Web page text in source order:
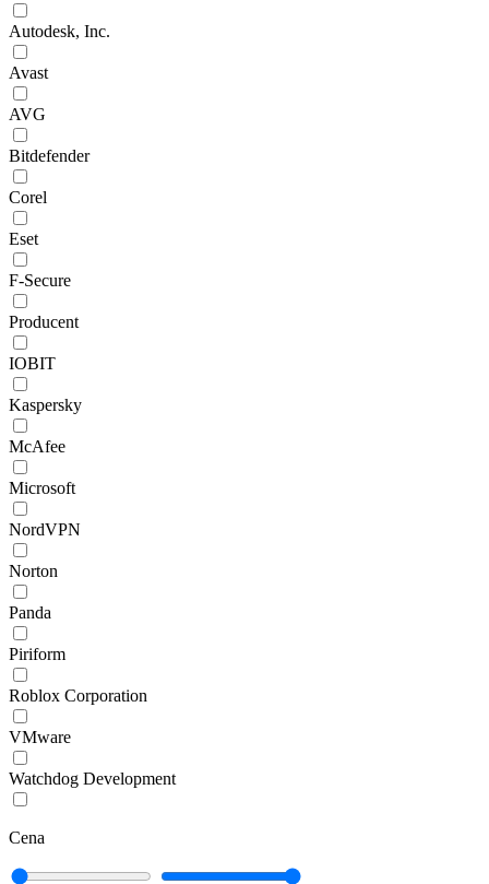
Autodesk, Inc.
Avast
AVG
Bitdefender
Corel
Eset
F-Secure
Producent
IOBIT
Kaspersky
McAfee
Microsoft
NordVPN
Norton
Panda
Piriform
Roblox Corporation
VMware
Watchdog Development
Cena